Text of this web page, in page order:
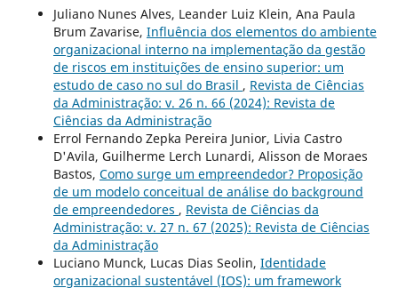
Juliano Nunes Alves, Leander Luiz Klein, Ana Paula
Brum Zavarise, Influência dos elementos do ambiente
organizacional interno na implementação da gestão
de riscos em instituições de ensino superior: um
estudo de caso no sul do Brasil , Revista de Ciências
da Administração: v. 26 n. 66 (2024): Revista de
Ciências da Administração
Errol Fernando Zepka Pereira Junior, Livia Castro
D'Avila, Guilherme Lerch Lunardi, Alisson de Moraes
Bastos, Como surge um empreendedor? Proposição
de um modelo conceitual de análise do background
de empreendedores , Revista de Ciências da
Administração: v. 27 n. 67 (2025): Revista de Ciências
da Administração
Luciano Munck, Lucas Dias Seolin, Identidade
organizacional sustentável (IOS): um framework